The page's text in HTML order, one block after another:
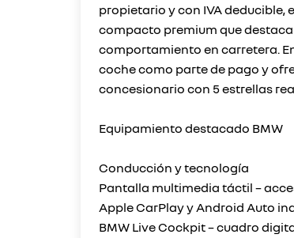
propietario y con IVA deducible,
compacto premium que
comportamiento en carretera.
coche como parte de pago y
concesionario con 5 estrellas
Equipamiento destacado BMW
Conducción y tecnología
Pantalla multimedia táctil –
Apple CarPlay y Android Auto
BMW Live Cockpit – cuadro